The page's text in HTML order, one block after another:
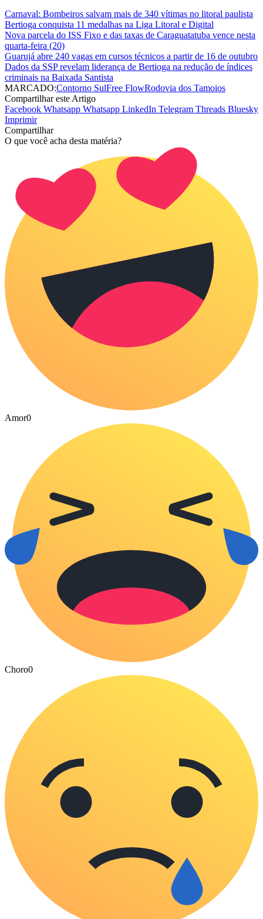
Carnaval: Bombeiros salvam mais de 340 vítimas no litoral paulista
Bertioga conquista 11 medalhas na Liga Litoral e Digital
Nova parcela do ISS Fixo e das taxas de Caraguatatuba vence nesta
quarta-feira (20)
Guarujá abre 240 vagas em cursos técnicos a partir de 16 de outubro
Dados da SSP revelam liderança de Bertioga na redução de índices
criminais na Baixada Santista
MARCADO:Contorno SulFree FlowRodovia dos Tamoios
Compartilhar este Artigo
Facebook Whatsapp Whatsapp LinkedIn Telegram Threads Bluesky
Imprimir
Compartilhar
O que você acha desta matéria?
Amor0
Choro0